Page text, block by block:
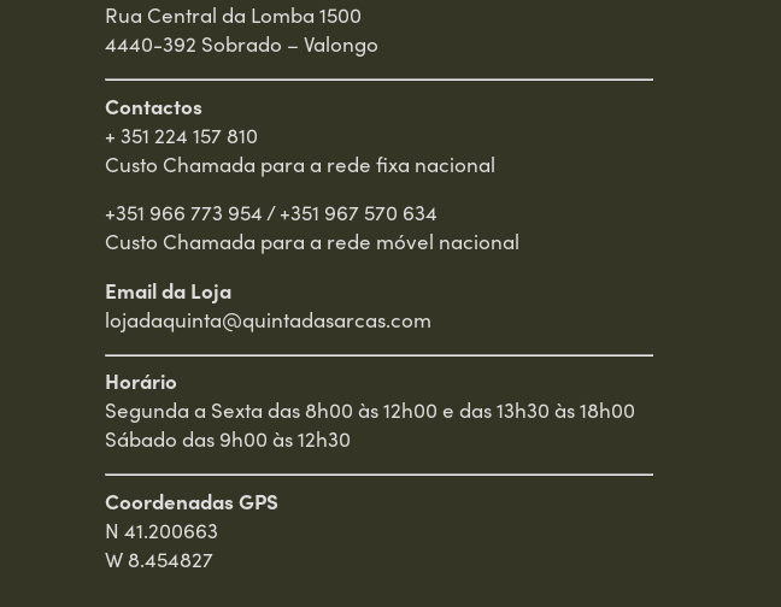
Rua Central da Lomba 1500
4440-392 Sobrado – Valongo
Contactos
+ 351 224 157 810
Custo Chamada para a rede fixa nacional
+351 966 773 954 /+351 967 570 634
Custo Chamada para a rede móvel nacional
Email da Loja
lojadaquinta@quintadasarcas.com
Horário
Segunda a Sexta das 8h00 às 12h00 e das 13h30 às 18h00
Sábado das 9h00 às 12h30
Coordenadas GPS
N 41.200663
W 8.454827